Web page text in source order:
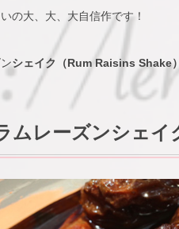
の大、大、大自信作です！
シェイク（Rum Raisins Shake
ムレーズンシェ